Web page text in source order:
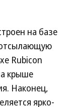
на базе
отсылающую
Rubicon
крыше
Наконец,
ярко-